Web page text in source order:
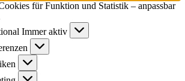
für Funktion und Statistik – anpassbar
Immer aktiv